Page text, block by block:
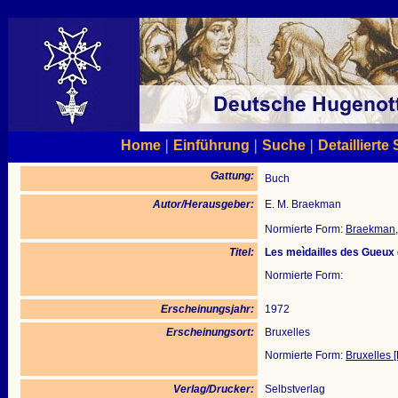
Home| Einführung | Suche| Detaillierte
Gattung: Buch
Autor/Herausgeber:
E. M. Braekman
Normierte Form:
Titel:
Les meìdailles des
Normierte Form:
Erscheinungsjahr:
1972
Erscheinungsort:
Bruxelles
Normierte Form: Bruxelles
Verlag/Drucker:
Selbstverlag